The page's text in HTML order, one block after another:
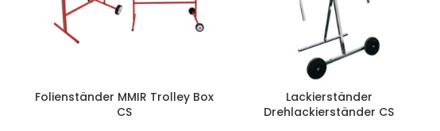
Folienständer MMIR Trolley Box
CS
Lackierständer
Drehlackierständer CS